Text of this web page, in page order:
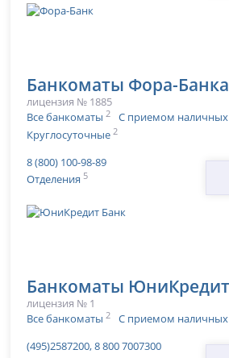
Банкоматы Фора-Банка
лицензия № 1885
Все банкоматы 2 С приемом наличных
Круглосуточные 2
8 (800) 100-98-89
Отделения 5
Банкоматы
лицензия № 1
Все банкоматы 2 С приемом наличных
(495)2587200, 8 800 7007300